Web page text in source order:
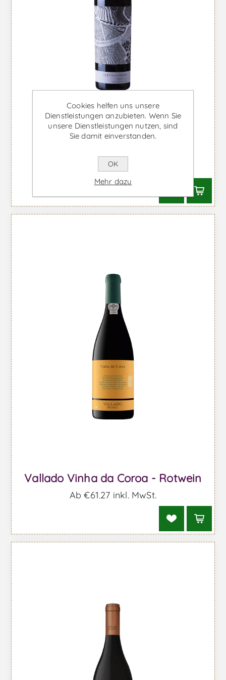
Ab €73,33 inkl. MwSt.
Vallado Vinha da Coroa - Rotwein
Ab €61,27 inkl. MwSt.
Cookies helfen uns unsere
Dienstleistungen anzubieten. Wenn Sie
unsere Dienstleistungen nutzen, sind
Sie damit einverstanden.
OK
Mehr dazu